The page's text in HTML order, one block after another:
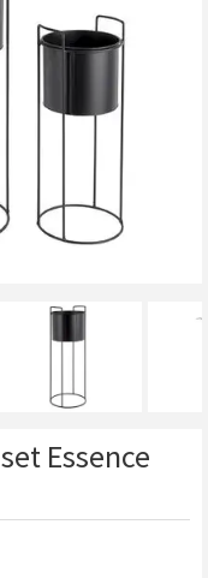
Essence